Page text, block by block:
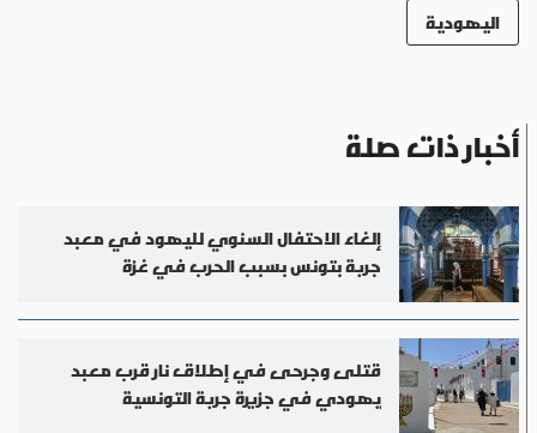
اليهودية
أخبار ذات صلة
إلغاء الاحتفال السنوي لليهود في معبد
جربة بتونس بسبب الحرب في غزة
قتلى وجرحى في إطلاق نار قرب معبد
يهودي في جزيرة جربة التونسية